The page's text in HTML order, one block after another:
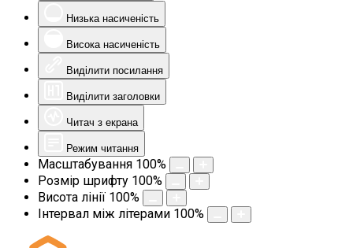
Низька насиченість
Висока насиченість
Виділити посилання
Виділити заголовки
Читач з екрана
Режим читання
Масштабування 100%
Розмір шрифту 100%
Висота лінії 100%
Інтервал між літерами 100%